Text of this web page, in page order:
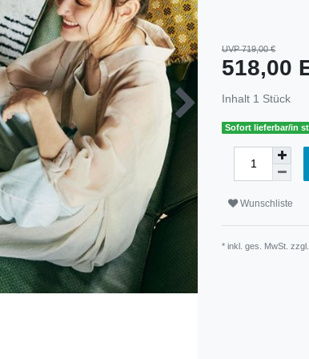
UVP 719,00 €
518,00
Inhalt 1 Stück
Sofort lieferbar/in
Wunschliste
* inkl. ges. MwSt.